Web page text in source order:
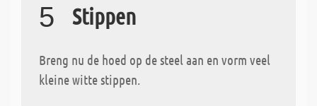
5 Stippen
Breng nu de hoed op de steel aan en vorm veel
kleine witte stippen.